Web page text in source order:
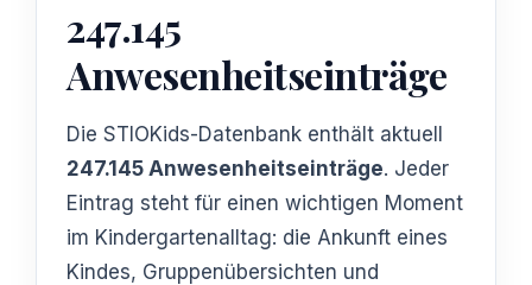
247.145
Anwesenheitseinträge
Die STIOKids-Datenbank enthält aktuell
247.145 Anwesenheitseinträge. Jeder
Eintrag steht für einen wichtigen Moment
im Kindergartenalltag: die Ankunft eines
Kindes, Gruppenübersichten und